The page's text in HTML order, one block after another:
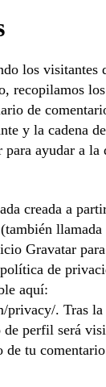
los visitantes
recopilamos
de
y la cadena
para ayudar a la
creada a
llamada
Gravatar
de
aquí:
privacy/. Tras la
perfil será
de tu